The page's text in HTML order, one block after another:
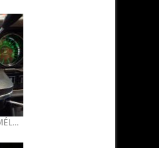
RESTAURATION ET AMÉLIORATION COMPTEURS DS DERNIÈRE GÉNÉRATION PAR FABRICE.